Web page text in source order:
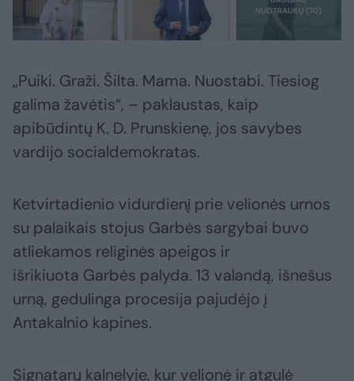
„Puiki. Graži. Šilta. Mama. Nuostabi. Tiesiog
galima žavėtis“, – paklaustas, kaip
apibūdintų K. D. Prunskienę, jos savybes
vardijo socialdemokratas.
Ketvirtadienio vidurdienį prie velionės urnos
su palaikais stojus Garbės sargybai buvo
atliekamos religinės apeigos ir
išrikiuota Garbės palyda. 13 valandą, išnešus
urną, gedulinga procesija pajudėjo į
Antakalnio kapines.
Signatarų kalnelyje, kur velionė ir atgulė